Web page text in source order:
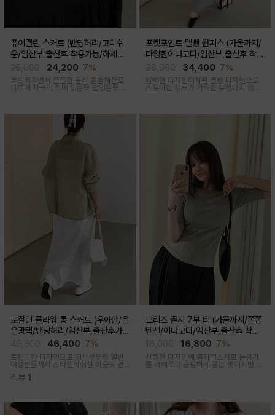
퓨어멜린 스커트 (밴딩허리/코디쉬
운/임산부,출산후 착용가능/하체커
24,200 7%
부드러우면서 쫀쫀한 폴리 혼방재질로
피부에 자극이 적어 입은듯 안입은듯한
포켓포인트 멜빵 원피스 (가울까지/
다양한이너코디/임산부,출산후 착용
34,400 7%
담백한 디자인이지만 멜빵 디자인으로
스포티한 무드가 가득한 유행타지 않는
로잘린 플라워 롱 스커트 (우아한/은
은광택/밴딩허리/임산부,출산후가
46,400 7%
트렌디한 디자인으로 임산부부터 일반
여성분들까지 스타일리쉬한 아웃핏 연
패턴과 우아한 광택감이 세련된 롱스커
리뷰 1
브리즈 골지 7부 티 (가을까지/쫀쫀
텐션/이너코디/임산부,출산후 착용
16,800 7%
심플한 디자인에 골지텍스처로 분위기
를 더해주고 슬림하게 붙는 핏이지만 부